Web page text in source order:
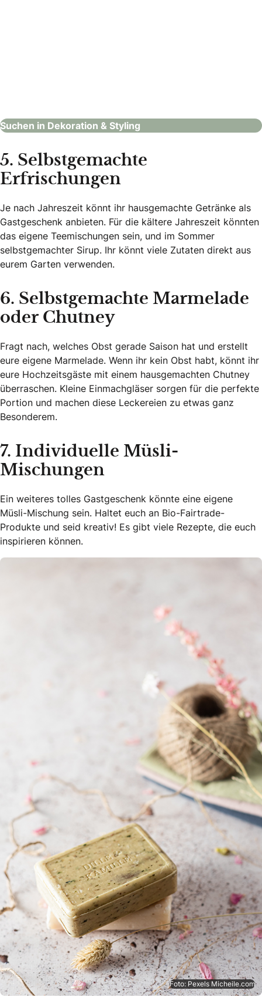
Suchen in Dekoration & Styling
5. Selbstgemachte
Erfrischungen
Je nach Jahreszeit könnt ihr hausgemachte Getränke als
Gastgeschenk anbieten. Für die kältere Jahreszeit könnten
das eigene Teemischungen sein, und im Sommer
selbstgemachter Sirup. Ihr könnt viele Zutaten direkt aus
eurem Garten verwenden.
6. Selbstgemachte Marmelade
oder Chutney
Fragt nach, welches Obst gerade Saison hat und erstellt
eure eigene Marmelade. Wenn ihr kein Obst habt, könnt ihr
eure Hochzeitsgäste mit einem hausgemachten Chutney
überraschen. Kleine Einmachgläser sorgen für die perfekte
Portion und machen diese Leckereien zu etwas ganz
Besonderem.
7. Individuelle Müsli-
Mischungen
Ein weiteres tolles Gastgeschenk könnte eine eigene
Müsli-Mischung sein. Haltet euch an Bio-Fairtrade-
Produkte und seid kreativ! Es gibt viele Rezepte, die euch
inspirieren können.
Foto: Pexels Micheile.com